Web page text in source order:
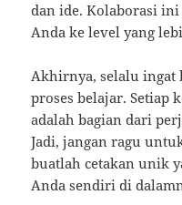
dan ide. Kolaborasi
Anda ke level yang
Akhirnya, selalu ingat
proses belajar. Setiap
adalah bagian dari
Jadi, jangan ragu
buatlah cetakan unik
Anda sendiri di